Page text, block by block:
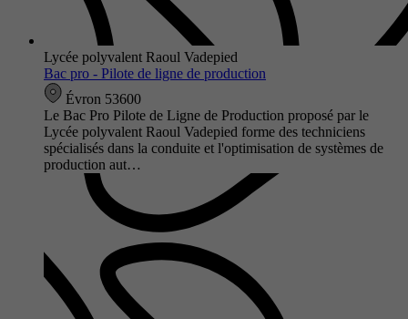
Lycée polyvalent Raoul Vadepied
Bac pro - Pilote de ligne de production
Évron 53600
Le Bac Pro Pilote de Ligne de Production proposé par le
Lycée polyvalent Raoul Vadepied forme des techniciens
spécialisés dans la conduite et l'optimisation de systèmes de
production aut…